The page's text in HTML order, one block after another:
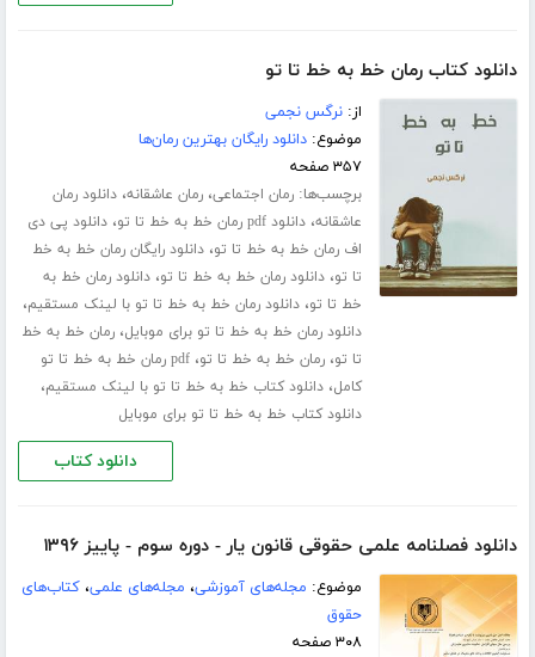
دانلود کتاب رمان خط به خط تا تو
از:نرگس نجمی
موضوع:دانلود رایگان بهترین رمان‌ها
۳۵۷ صفحه
برچسب‌ها:رمان اجتماعی،رمان عاشقانه،دانلود رمان
عاشقانه،دانلود pdf رمان خط به خط تا تو ،دانلود پی دی
اف رمان خط به خط تا تو،دانلود رایگان رمان خط به خط
تا تو،دانلود رمان خط به خط تا تو،دانلود رمان خط به
خط تا تو،دانلود رمان خط به خط تا تو با لینک مستقیم،
دانلود رمان خط به خط تا تو برای موبایل،رمان خط به خط
تا تو،رمان خط به خط تا تو،
pdf رمان خط به خط تا تو
کامل،دانلود کتاب خط به خط تا تو با لینک مستقیم،
دانلود کتاب خط به خط تا تو برای موبایل
دانلود کتاب
دانلود فصلنامه علمی حقوقی قانون یار - دوره سوم - پاییز ۱۳۹۶
موضوع: مجله‌های آموزشی، مجله‌های علمی،کتاب‌های
حقوق
۳۰۸ صفحه